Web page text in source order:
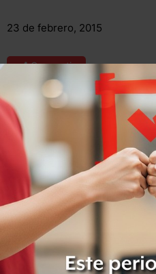
23 de febrero, 2015
Compartir
“Este es un momento, creo,
institucionalidad
décadas y media hemos
momento para defender a
Compartir